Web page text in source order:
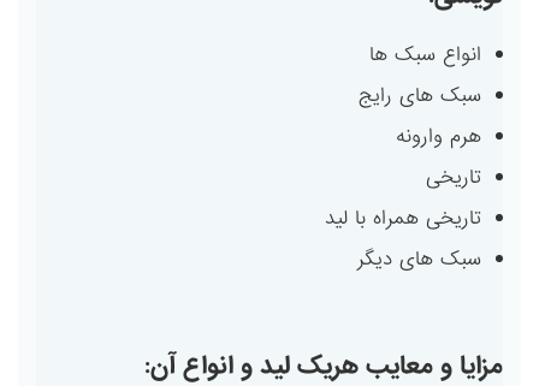
انواع سبک ها
سبک های رایج
هرم وارونه
تاریخی
تاریخی همراه با لید
سبک های دیگر
مزایا و معایب هریک لید و انواع آن: